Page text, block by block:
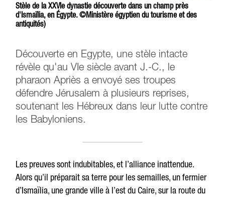
Stèle de la XXVIe dynastie découverte dans un champ près
d'Ismaïlia, en Égypte. ©Ministère égyptien du tourisme et des
antiquités)
Découverte en Egypte, une stèle intacte
révèle qu'au VIe siècle avant J.-C., le
pharaon Apriès a envoyé ses troupes
défendre Jérusalem à plusieurs reprises,
soutenant les Hébreux dans leur lutte contre
les Babyloniens.
Les preuves sont indubitables, et l’alliance inattendue.
Alors qu’il préparait sa terre pour les semailles, un fermier
d’Ismaïlia, une grande ville à l’est du Caire, sur la route du